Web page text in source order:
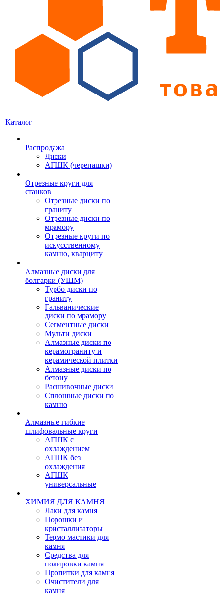
Каталог
Распродажа
Диски
АГШК (черепашки)
Отрезные круги для
станков
Отрезные диски по
граниту
Отрезные диски по
мрамору
Отрезные круги по
искусственному
камню, кварциту
Алмазные диски для
болгарки (УШМ)
Турбо диски по
граниту
Гальванические
диски по мрамору
Сегментные диски
Мульти диски
Алмазные диски по
керамограниту и
керамической плитки
Алмазные диски по
бетону
Расшивочные диски
Сплошные диски по
камню
Алмазные гибкие
шлифовальные круги
АГШК с
охлаждением
АГШК без
охлаждения
АГШК
универсальные
ХИМИЯ ДЛЯ КАМНЯ
Лаки для камня
Порошки и
кристаллизаторы
Термо мастики для
камня
Средства для
полировки камня
Пропитки для камня
Очистители для
камня